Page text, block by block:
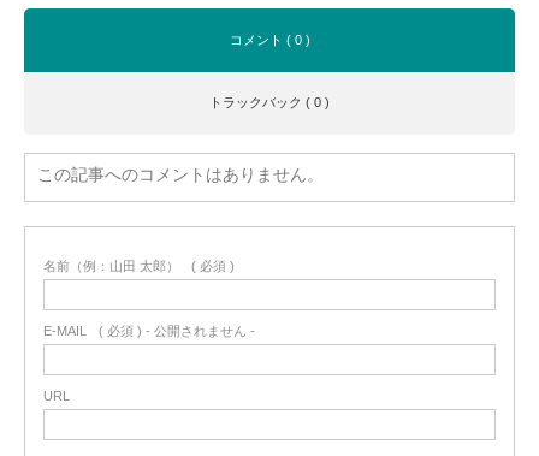
コメント ( 0 )
トラックバック ( 0 )
この記事へのコメントはありません。
名前（例：山田 太郎） ( 必須 )
E-MAIL ( 必須 ) - 公開されません -
URL